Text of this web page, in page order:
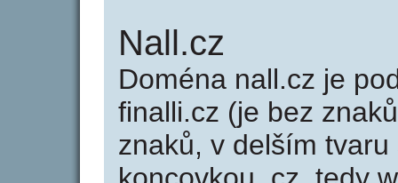
Nall.cz
Doména nall.cz je
finalli.cz (je bez
znaků, v delším